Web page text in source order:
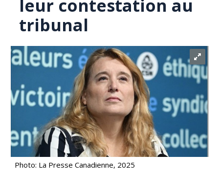
leur contestation au
tribunal
Photo: La Presse Canadienne, 2025